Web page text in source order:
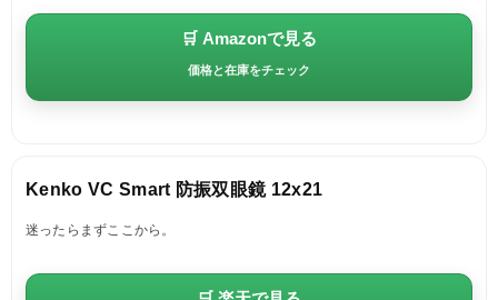
🛒 Amazonで見る
価格と在庫をチェック
Kenko VC Smart 防振双眼鏡 12x21
迷ったらまずここから。